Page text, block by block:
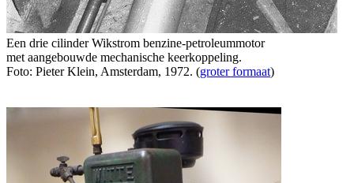
Een drie cilinder Wikstrom benzine-petroleummotor
met aangebouwde mechanische keerkoppeling.
Foto: Pieter Klein, Amsterdam, 1972. (groter formaat)